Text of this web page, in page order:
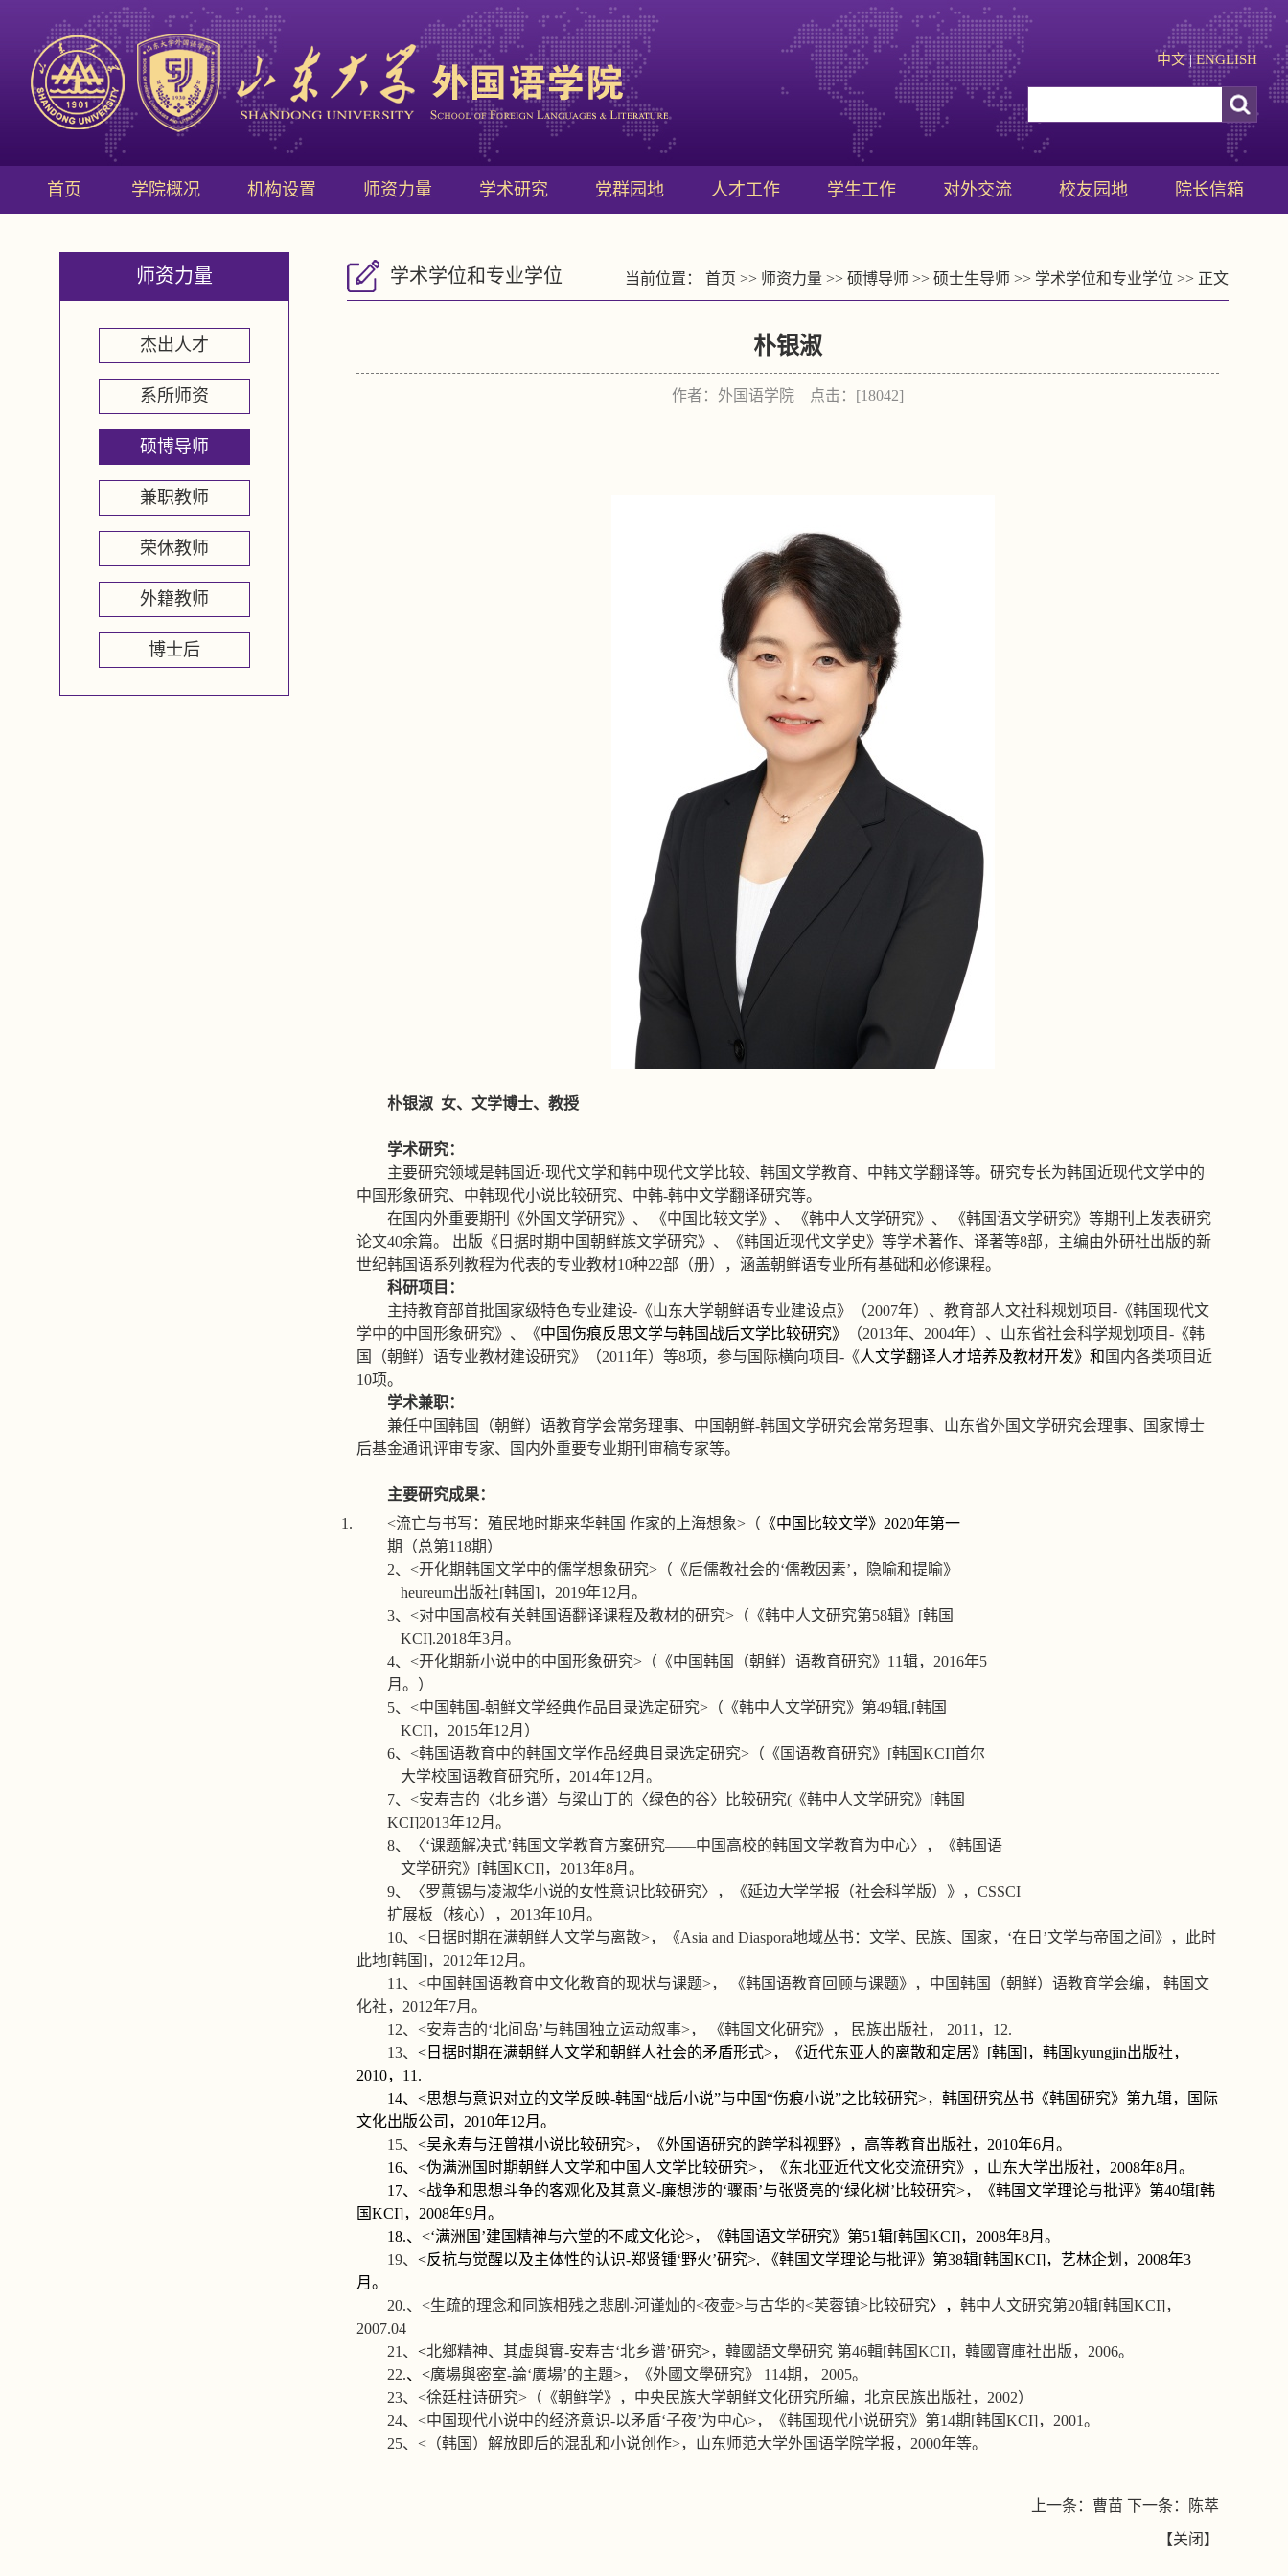
中文|ENGLISH
首页 学院概况 机构设置 师资力量 学术研究 党群园地 人才工作 学生工作 对外交流 校友园地 院长信箱
师资力量
杰出人才
系所师资
硕博导师
兼职教师
荣休教师
外籍教师
博士后
学术学位和专业学位 当前位置： 首页 >> 师资力量 >> 硕博导师 >> 硕士生导师 >> 学术学位和专业学位 >> 正文
朴银淑
作者：外国语学院 点击：[18042]
朴银淑 女、文学博士、教授
学术研究：
主要研究领域是韩国近·现代文学和韩中现代文学比较、韩国文学教育、中韩文学翻译等。研究专长为韩国近现代文学中的
中国形象研究、中韩现代小说比较研究、中韩-韩中文学翻译研究等。
在国内外重要期刊《外国文学研究》、
《中国比较文学》、 《韩中人文学研究》、
《韩国语文学研究》等期刊上发表研究
论文40余篇。 出版《日据时期中国朝鲜族文学研究》、《韩国近现代文学史》等学术著作、译著等8部，主编由外研社出版的新
世纪韩国语系列教程为代表的专业教材10种22部（册），涵盖朝鲜语专业所有基础和必修课程。
科研项目：
主持教育部首批国家级特色专业建设- 《山东大学朝鲜语专业建设点》（2007年）、教育部人文社科规划项目- 《韩国现代文
学中的中国形象研究》、《中国伤痕反思文学与韩国战后文学比较研究》 （2013年、 2004年）、山东省社会科学规划项目- 《韩
国（朝鲜）语专业教材建设研究》（2011年）等8项，参与国际横向项目- 《人文学翻译人才培养及教材开发》和 国内各类项目近
10项。
学术兼职：
兼任中国韩国（朝鲜）语教育学会常务理事、中国朝鲜-韩国文学研究会常务理事、山东省外国文学研究会理事、国家博士
后基金通讯评审专家、国内外重要专业期刊审稿专家等。
主要研究成果：
<流亡与书写：殖民地时期来华韩国 作家的上海想象> （ 《中国比较文学》 2020年第一
期（总第118期）
2、 <开化期韩国文学中的儒学想象研究> （ 《后儒教社会的‘儒教因素’，隐喻和提喻》
heureum出版社[韩国]， 2019年12月。
3、 <对中国高校有关韩国语翻译课程及教材的研究> （《韩中人文研究第58辑》 [韩国
KCI].2018年3月。
4、 <开化期新小说中的中国形象研究> （《中国韩国（朝鲜）语教育研究》 11辑， 2016年5
月。）
5、 <中国韩国-朝鲜文学经典作品目录选定研究> （《韩中人文学研究》第49辑,[韩国
KCI]， 2015年12月）
6、 <韩国语教育中的韩国文学作品经典目录选定研究> （《国语教育研究》 [韩国KCI]首尔
大学校国语教育研究所， 2014年12月。
7、 <安寿吉的〈北乡谱〉与梁山丁的〈绿色的谷〉比较研究( 《韩中人文学研究》 [韩国
KCI]2013年12月。
8、〈‘课题解决式’韩国文学教育方案研究——中国高校的韩国文学教育为中心〉，《韩国语
文学研究》 [韩国KCI]， 2013年8月。
9、〈罗蕙锡与凌淑华小说的女性意识比较研究〉，《延边大学学报（社会科学版）》， CSSCI
扩展板（核心）， 2013年10月。
10、 < 日据时期在满朝鲜人文学与离散>，《Asia and Diaspora地域丛书：文学、民族、国家， ‘在日 ’文学与帝国之间》，此时
此地[韩国]， 2012年12月。
11 、 <中国韩国语教育中文化教育的现状与课题>， 《韩国语教育回顾与课题》，中国韩国（朝鲜）语教育学会编，
韩国文
化社， 2012年7月。
12、 <安寿吉的‘北间岛’与韩国独立运动叙事>， 《韩国文化研究》， 民族出版社， 2011 ， 12.
13、 < 日据时期在满朝鲜人文学和朝鲜人社会的矛盾形式>，《近代东亚人的离散和定居》 [韩国]，韩国kyungjin出版社，
2010， 11.
14、 <思想与意识对立的文学反映-韩国“战后小说”与中国“伤痕小说”之比较研究>，韩国研究丛书《韩国研究》第九辑，国际
文化出版公司， 2010年12月。
15、 <吴永寿与汪曾祺小说比较研究>，《外国语研究的跨学科视野》，高等教育出版社， 2010年6月。
16、 <伪满洲国时期朝鲜人文学和中国人文学比较研究>，《东北亚近代文化交流研究》，山东大学出版社， 2008年8月。
17、 <战争和思想斗争的客观化及其意义-廉想涉的‘骤雨’与张贤亮的‘绿化树’ 比较研究>，《韩国文学理论与批评》第40辑[韩
国KCI]， 2008年9月。
18.、 <‘满洲国 ’建国精神与六堂的不咸文化论>，《韩国语文学研究》第51辑[韩国KCI]， 2008年8月。
19、 <反抗与觉醒以及主体性的认识-郑贤锺‘野火’研究>, 《韩国文学理论与批评》第38辑[韩国KCI]，艺林企划， 2008年3
月。
20.、 <生疏的理念和同族相残之悲剧 -河谨灿的<夜壶>与古华的<芙蓉镇>比较研究〉， 韩中人文研究第20辑[韩国KCI]，
2007.04
21 、 <北鄉精神、其虛與實-安寿吉‘北乡谱’研究>，韓國語文學研究 第46輯[韩国KCI]，韓國寶庫社出版， 2006。
22.、 <廣場與密室-論‘廣場’的主題>，《外國文學研究》 114期， 2005。
23、 <徐廷柱诗研究> （《朝鲜学》，中央民族大学朝鲜文化研究所编，北京民族出版社， 2002）
24、 <中国现代小说中的经济意识-以矛盾‘子夜’为中心>，《韩国现代小说研究》第14期[韩国KCI]， 2001。
25、 < （韩国）解放即后的混乱和小说创作>，山东师范大学外国语学院学报， 2000年等。
上一条： 曹苗 下一条： 陈萃
【关闭 】